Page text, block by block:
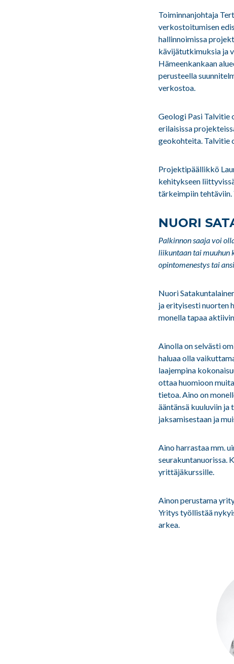
Toiminnanjohtaja
verkostoitumisen
hallinnoimissa
kävijätutkimuksia ja
Hämeenkankaan
perusteella
verkostoa.
Geologi Pasi Talvitie
erilaisissa
geokohteita. Talvitie
Projektipäällikkö
kehitykseen
tärkeimpiin tehtäviin.
NUORI
Palkinnon saaja voi
liikuntaan tai muuhun
opintomenestys tai
Nuori
ja erityisesti nuorten
monella tapaa
Ainolla on selvästi
haluaa olla
laajempina
ottaa huomioon
tietoa. Aino on
ääntänsä kuuluviin ja
jaksamisestaan ja
Aino harrastaa mm.
seurakuntanuorissa.
yrittäjäkurssille.
Ainon perustama
Yritys työllistää
arkea.